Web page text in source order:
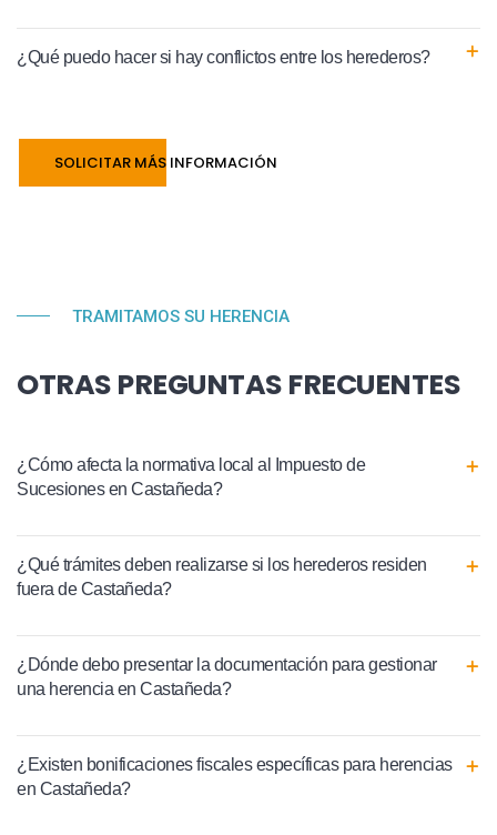
¿Qué puedo hacer si hay conflictos entre los herederos?
SOLICITAR MÁS INFORMACIÓN
TRAMITAMOS SU HERENCIA
OTRAS PREGUNTAS FRECUENTES
¿Cómo afecta la normativa local al Impuesto de
Sucesiones en Castañeda?
¿Qué trámites deben realizarse si los herederos residen
fuera de Castañeda?
¿Dónde debo presentar la documentación para gestionar
una herencia en Castañeda?
¿Existen bonificaciones fiscales específicas para herencias
en Castañeda?